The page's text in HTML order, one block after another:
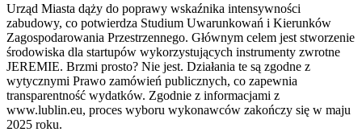
Urząd Miasta dąży do poprawy wskaźnika intensywności
zabudowy, co potwierdza Studium Uwarunkowań i Kierunków
Zagospodarowania Przestrzennego. Głównym celem jest stworzenie
środowiska dla startupów wykorzystujących instrumenty zwrotne
JEREMIE. Brzmi prosto? Nie jest. Działania te są zgodne z
wytycznymi Prawo zamówień publicznych, co zapewnia
transparentność wydatków. Zgodnie z informacjami z
www.lublin.eu, proces wyboru wykonawców zakończy się w maju
2025 roku.